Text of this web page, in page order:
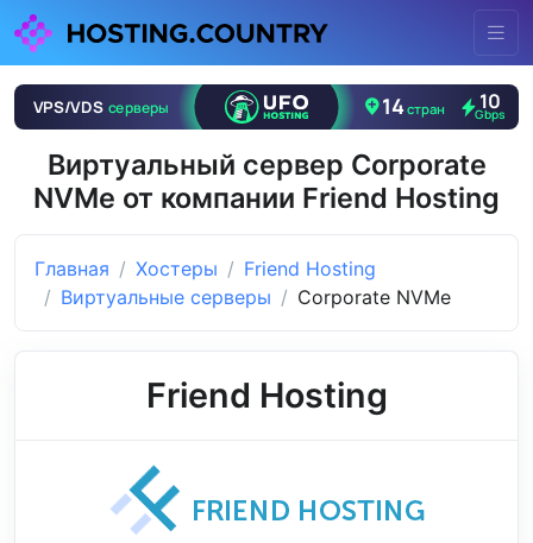
Виртуальный сервер Corporate
NVMe от компании Friend Hosting
Главная Хостеры
Friend Hosting
Виртуальные серверы
Corporate NVMe
Friend Hosting